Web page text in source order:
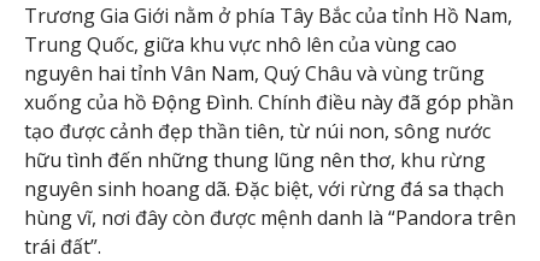
Trương Gia Giới nằm ở phía Tây Bắc của tỉnh Hồ Nam,
Trung Quốc, giữa khu vực nhô lên của vùng cao
nguyên hai tỉnh Vân Nam, Quý Châu và vùng trũng
xuống của hồ Động Đình. Chính điều này đã góp phần
tạo được cảnh đẹp thần tiên, từ núi non, sông nước
hữu tình đến những thung lũng nên thơ, khu rừng
nguyên sinh hoang dã. Đặc biệt, với rừng đá sa thạch
hùng vĩ, nơi đây còn được mệnh danh là “Pandora trên
trái đất”.